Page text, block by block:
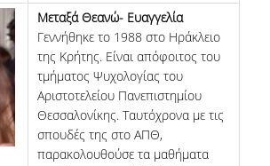
Μεταξά Θεανώ- Ευαγγελία
Γεννήθηκε το 1988 στo Ηράκλειο
της Κρήτης. Είναι απόφοιτος του
τμήματος Ψυχολογίας του
Αριστοτελείου Πανεπιστημίου
Θεσσαλονίκης. Ταυτόχρονα με τις
σπουδές της στο ΑΠΘ,
παρακολουθούσε τα μαθήματα